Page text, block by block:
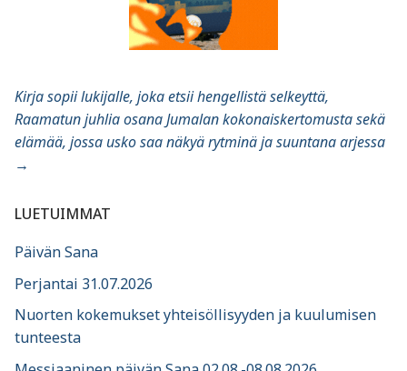
Kirja sopii lukijalle, joka etsii hengellistä selkeyttä,
Raamatun juhlia osana Jumalan kokonaiskertomusta sekä
elämää, jossa usko saa näkyä rytminä ja suuntana arjessa
→
LUETUIMMAT
Päivän Sana
Perjantai 31.07.2026
Nuorten kokemukset yhteisöllisyyden ja kuulumisen
tunteesta